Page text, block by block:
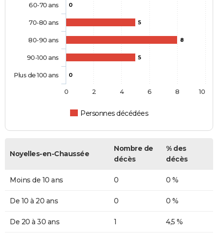
0
5
8
5
0
Personnes décédées
60-70 ans
70-80 ans
80-90 ans
90-100 ans
Plus de 100 ans
0 2 4 6 8 10
Noyelles-en-Chaussée
Nombre de
décès
% des
décès
Moins de 10 ans 0 0 %
De 10 à 20 ans 0 0 %
De 20 à 30 ans 1 4,5 %